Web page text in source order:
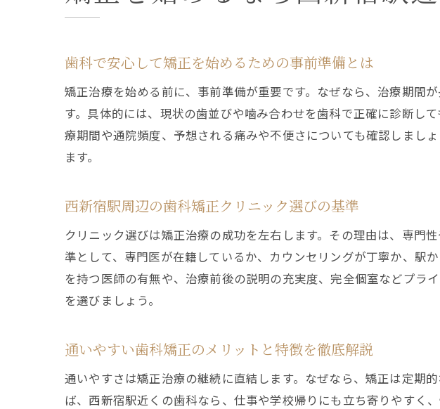
歯科矯正で重
専門医がい
歯科で夜間診
予約しやすい
目立たない矯正方
歯科で受け
マウスピース
歯科で安心して矯正を始めるための事前準備とは
矯正治療を始める前に、事前準備が重要です。なぜなら、治療期間
す。具体的には、現状の歯並びや噛み合わせを歯科で正確に診断し
療期間や通院頻度、予想される痛みや不便さについても確認しまし
ます。
西新宿駅周辺の歯科矯正クリニック選びの基準
クリニック選びは矯正治療の成功を左右します。その理由は、専門
準として、専門医が在籍しているか、カウンセリングが丁寧か、駅
を持つ医師の有無や、治療前後の説明の充実度、完全個室などプラ
を選びましょう。
通いやすい歯科矯正のメリットと特徴を徹底解説
通いやすさは矯正治療の継続に直結します。なぜなら、矯正は定期
ば、西新宿駅近くの歯科なら、仕事や学校帰りにも立ち寄りやすく